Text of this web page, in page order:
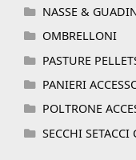
NASSE &
OMBRELLONI
PASTURE
PANIERI
POLTRONE
SECCHI SETACCI